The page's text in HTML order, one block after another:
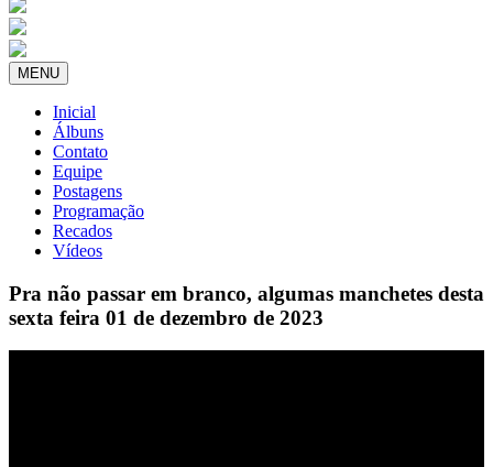
MENU
Inicial
Álbuns
Contato
Equipe
Postagens
Programação
Recados
Vídeos
Pra não passar em branco, algumas manchetes desta
sexta feira 01 de dezembro de 2023